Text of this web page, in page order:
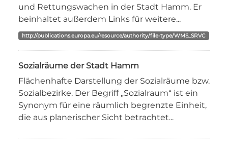
und Rettungswachen in der Stadt Hamm. Er
beinhaltet außerdem Links für weitere...
http://publications.europa.eu/resource/authority/file-type/WMS_SRVC
Sozialräume der Stadt Hamm
Flächenhafte Darstellung der Sozialräume bzw.
Sozialbezirke. Der Begriff „Sozialraum“ ist ein
Synonym für eine räumlich begrenzte Einheit,
die aus planerischer Sicht betrachtet...